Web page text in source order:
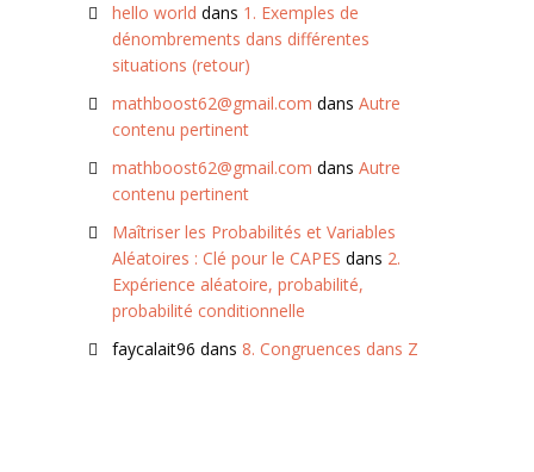
hello world dans 1. Exemples de
dénombrements dans différentes
situations (retour)
mathboost62@gmail.com dans Autre
contenu pertinent
mathboost62@gmail.com dans Autre
contenu pertinent
Maîtriser les Probabilités et Variables
Aléatoires : Clé pour le CAPES dans 2.
Expérience aléatoire, probabilité,
probabilité conditionnelle
faycalait96 dans 8. Congruences dans Z